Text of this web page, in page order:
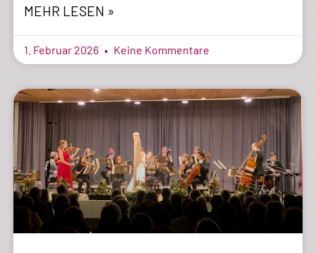
MEHR LESEN »
1. Februar 2026 Keine Kommentare